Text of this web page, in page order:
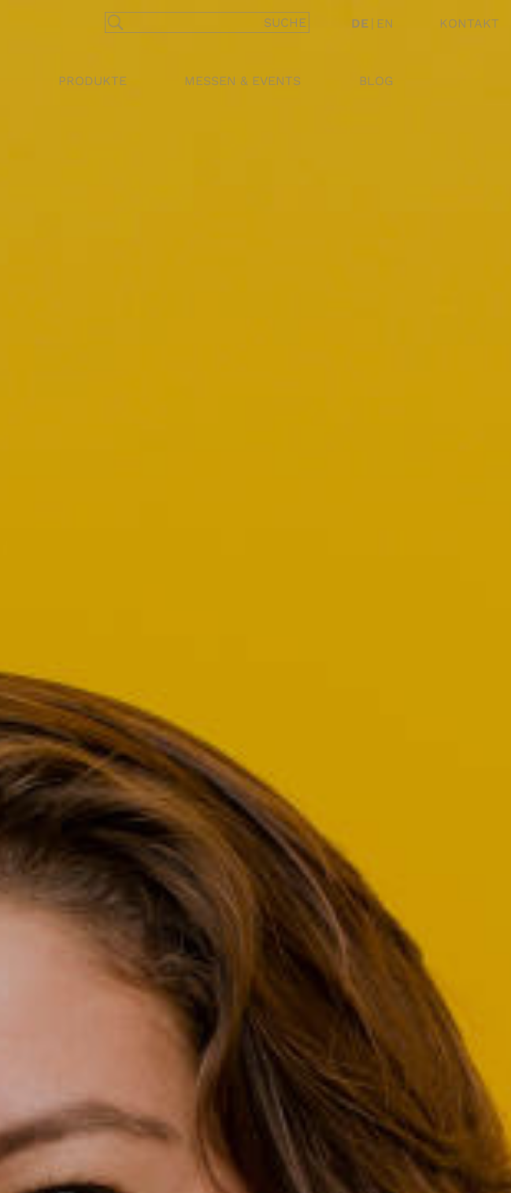
PRODUKTE MESSEN & EVENTS BLOG
KONTAKT
DE | EN